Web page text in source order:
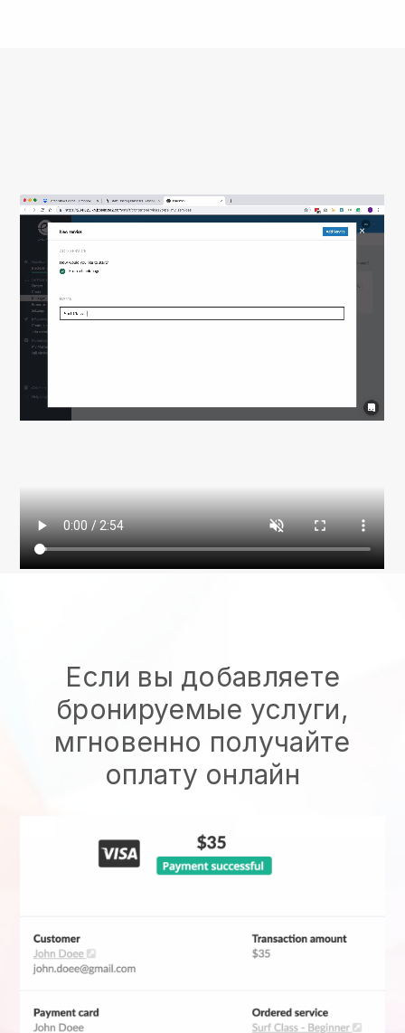
Если вы добавляете
бронируемые услуги,
мгновенно получайте
оплату онлайн